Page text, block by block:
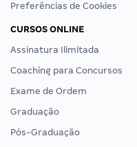
Preferências de Cookies
CURSOS ONLINE
Assinatura Ilimitada
Coaching para Concursos
Exame de Ordem
Graduação
Pós-Graduação